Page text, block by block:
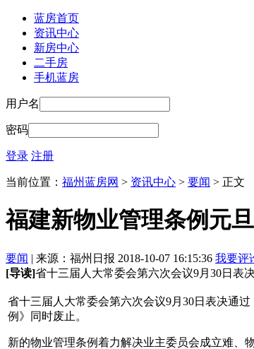
蓝房首页
资讯中心
新房中心
二手房
手机蓝房
用户名
密码
登录 注册
当前位置： 福州蓝房网 > 资讯中心 > 要闻 > 正文
福建新物业管理条例元
要闻 | 来源：福州日报 2018-10-07 16:15:36 我要评
[导读]省十三届人大常委会第六次会议9月30日表
省十三届人大常委会第六次会议9月30日表决通
例》同时废止。
新的物业管理条例着力解决业主委员会成立难、